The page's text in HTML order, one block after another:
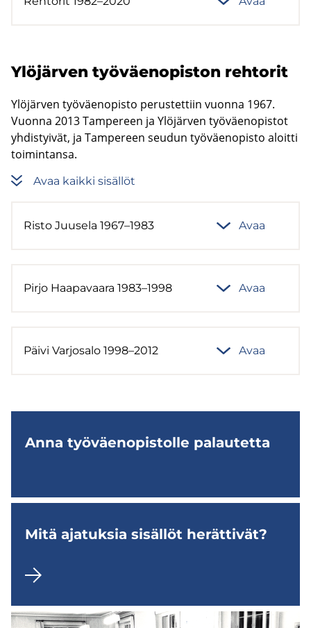
Ylö­jär­ven työ­väen­opis­ton reh­to­rit
Ylöjärven työväenopisto perustettiin vuonna 1967.
Vuonna 2013 Tampereen ja Ylöjärven työväenopistot
yhdistyivät, ja Tampereen seudun työväenopisto aloitti
toimintansa.
Avaa kaik­ki si­säl­löt
Risto Juuse­la 1967–1983 Avaa
Pirjo Haa­pa­vaa­ra 1983–1998 Avaa
Päivi Var­jo­sa­lo 1998–2012 Avaa
Anna työ­väen­opis­tol­le pa­lau­tet­ta
Mitä aja­tuk­sia si­säl­löt he­rät­ti­vät?